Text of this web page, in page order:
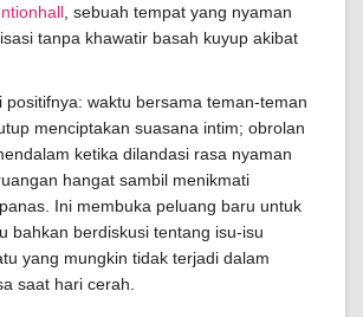
, sebuah tempat yang nyaman
tanpa khawatir basah kuyup akibat
positifnya: waktu bersama teman-teman
menciptakan suasana intim; obrolan
ketika dilandasi rasa nyaman
hangat sambil menikmati
Ini membuka peluang baru untuk
bahkan berdiskusi tentang isu-isu
yang mungkin tidak terjadi dalam
saat hari cerah.